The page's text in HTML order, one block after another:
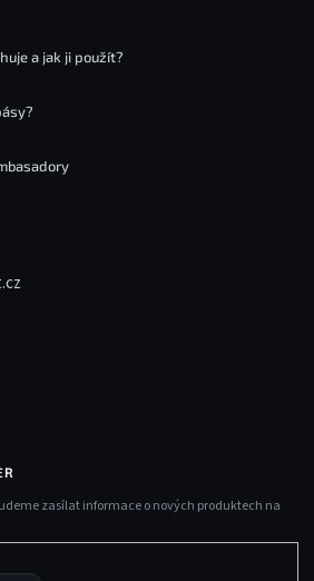
a jak ji použít?
zasílat informace o nových produktech na